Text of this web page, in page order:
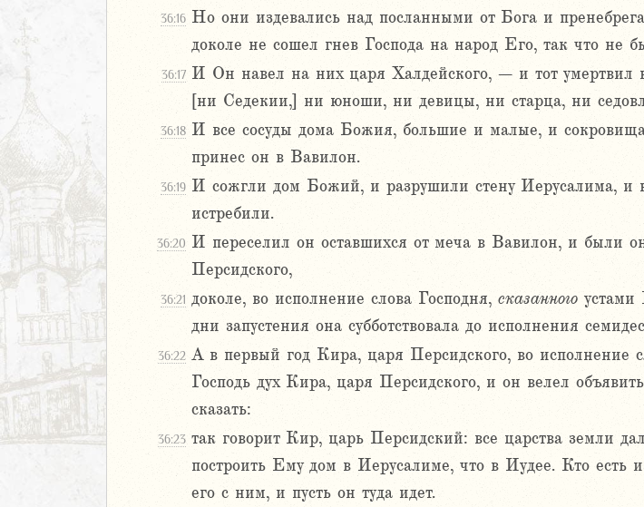
36:16 Но они издевались над посланными от Бога и
доколе не сошел гнев Господа на народ Его, так что не
36:17 И Он навел на них царя Халдейского, – и тот
[ни Седекии,] ни юноши, ни девицы, ни старца, ни
36:18 И все сосуды дома Божия, большие и малые, и
принес он в Вавилон.
36:19 И сожгли дом Божий, и разрушили стену Иерусалима, и
истребили.
36:20 И переселил он оставшихся от меча в Вавилон, и были
Персидского,
36:21 доколе, во исполнение слова Господня, сказанного устами
дни запустения она субботствовала до исполнения
36:22 А в первый год Кира, царя Персидского, во исполнение
Господь дух Кира, царя Персидского, и он велел
сказать:
36:23 так говорит Кир, царь Персидский: все царства земли
построить Ему дом в Иерусалиме, что в Иудее. Кто есть
его с ним, и пусть он туда идет.